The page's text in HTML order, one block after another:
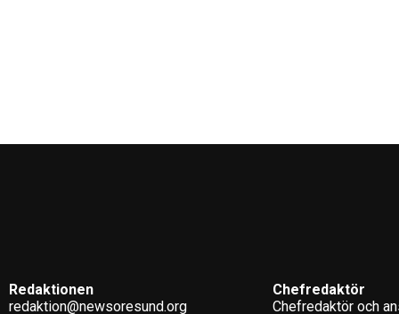
Redaktionen
redaktion@newsoresund.org
Chefredaktör
Chefredaktör och